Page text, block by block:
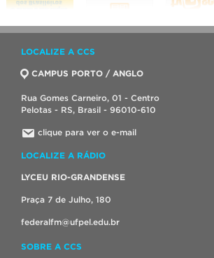
LOCALIZE A CCS
CAMPUS PORTO / ANGLO
Rua Gomes Carneiro, 01 - Centro
Pelotas - RS, Brasil - 96010-610
clique para ver o e-mail
LOCALIZE A RÁDIO
LYCEU RIO-GRANDENSE
Praça 7 de Julho, 180
federalfm@ufpel.edu.br
SOBRE A CCS